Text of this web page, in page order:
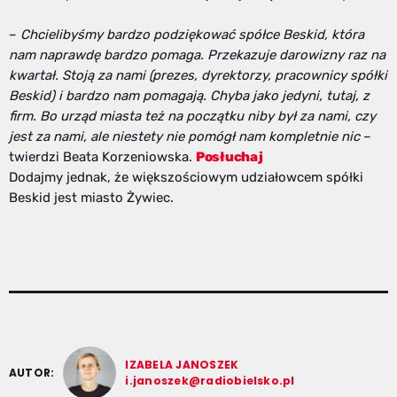
– Chcielibyśmy bardzo podziękować spółce Beskid, która
nam naprawdę bardzo pomaga. Przekazuje darowizny raz na
kwartał. Stoją za nami (prezes, dyrektorzy, pracownicy spółki
Beskid) i bardzo nam pomagają. Chyba jako jedyni, tutaj, z
firm. Bo urząd miasta też na początku niby był za nami, czy
jest za nami, ale niestety nie pomógł nam kompletnie nic–
twierdzi Beata Korzeniowska. Posłuchaj
Dodajmy jednak, że większościowym udziałowcem spółki
Beskid jest miasto Żywiec.
AUTOR:
IZABELA JANOSZEK
i.janoszek@radiobielsko.pl